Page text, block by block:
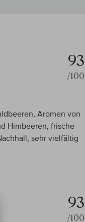
93
/100
Aromen von
Himbeeren, frische
sehr vielfältig
93
/100